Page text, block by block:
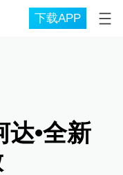
下载APP
达•全新